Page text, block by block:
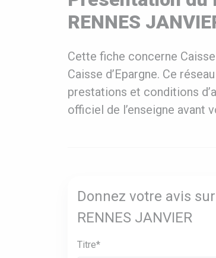
RENNES
Cette fiche concerne
Caisse d’Epargne. Ce
prestations et conditions
officiel de l’enseigne avant
Donnez votre avis
RENNES JANVIER
Titre*